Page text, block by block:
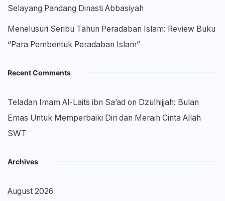
Selayang Pandang Dinasti Abbasiyah
Menelusuri Seribu Tahun Peradaban Islam: Review Buku
“Para Pembentuk Peradaban Islam”
Recent Comments
Teladan Imam Al-Laits ibn Sa’ad on Dzulhijjah: Bulan
Emas Untuk Memperbaiki Diri dan Meraih Cinta Allah
SWT
Archives
August 2026